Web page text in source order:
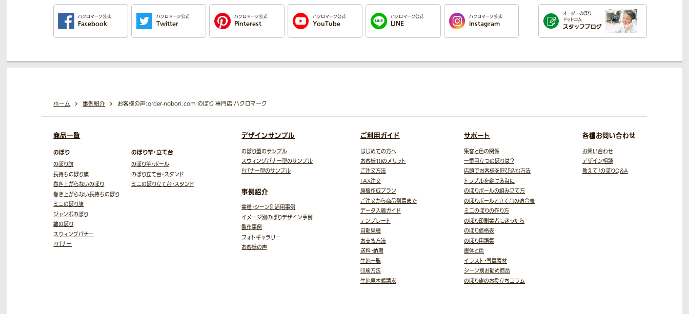
ハクロマーク公式
Facebook
ハクロマーク公式
Twitter
ハクロマーク公式
Pinterest
ハクロマーク公式
YouTube
ハクロマーク公式
LINE
ハクロマーク公式
instagram
オーダーのぼり
ドットコム
スタッフブログ
ホーム 事例紹介 お客様の声:order-nobori.com のぼり 専門店 ハクロマーク
商品一覧
のぼり
のぼり旗
長持ちのぼり旗
巻き上がらないのぼり
巻き上がらない長持ちのぼり
ミニのぼり旗
ジャンボのぼり
綿のぼり
スウィングバナー
Pバナー
のぼり竿・立て台
のぼり竿・ポール
のぼり立て台・スタンド
ミニのぼり立て台・スタンド
デザインサンプル
のぼり型のサンプル
スウィングバナー型のサンプル
Pバナー型のサンプル
事例紹介
業種・シーン別活用事例
イメージ別のぼりデザイン事例
製作事例
フォトギャラリー
お客様の声
ご利用ガイド
はじめての方へ
お客様10のメリット
ご注文方法
FAX注文
原稿作成プラン
ご注文から商品到着まで
データ入稿ガイド
テンプレート
自動見積
お支払方法
送料・納期
生地一覧
印刷方法
生地見本帳請求
サポート
集客と色の関係
一番目立つのぼりは？
店頭でお客様を呼び込む方法
トラブルを避ける為に
のぼりポールの組み立て方
のぼりポールと立て台の適合表
ミニのぼりの作り方
のぼり印刷業者に迷ったら
のぼり価格表
のぼり用語集
書体と色
イラスト・写真素材
シーン別お勧め商品
のぼり旗のお役立ちコラム
各種お問い合わせ
お問い合わせ
デザイン相談
教えて！のぼりQ＆A